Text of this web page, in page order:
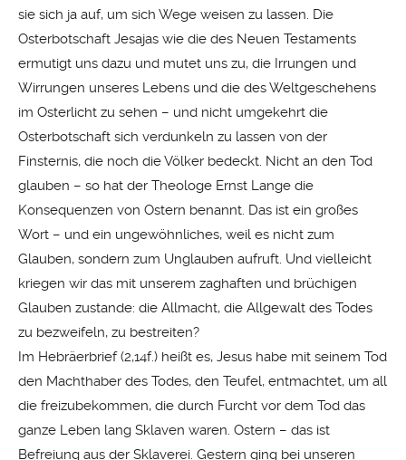
sie sich ja auf, um sich Wege weisen zu lassen. Die
Osterbotschaft Jesajas wie die des Neuen Testaments
ermutigt uns dazu und mutet uns zu, die Irrungen und
Wirrungen unseres Lebens und die des Weltgeschehens
im Osterlicht zu sehen – und nicht umgekehrt die
Osterbotschaft sich verdunkeln zu lassen von der
Finsternis, die noch die Völker bedeckt. Nicht an den Tod
glauben – so hat der Theologe Ernst Lange die
Konsequenzen von Ostern benannt. Das ist ein großes
Wort – und ein ungewöhnliches, weil es nicht zum
Glauben, sondern zum Unglauben aufruft. Und vielleicht
kriegen wir das mit unserem zaghaften und brüchigen
Glauben zustande: die Allmacht, die Allgewalt des Todes
zu bezweifeln, zu bestreiten?
Im Hebräerbrief (2,14f.) heißt es, Jesus habe mit seinem Tod
den Machthaber des Todes, den Teufel, entmachtet, um all
die freizubekommen, die durch Furcht vor dem Tod das
ganze Leben lang Sklaven waren. Ostern – das ist
Befreiung aus der Sklaverei. Gestern ging bei unseren